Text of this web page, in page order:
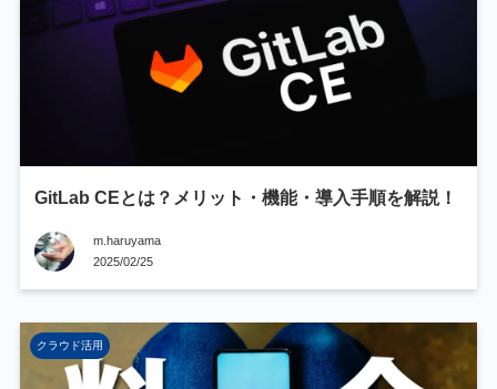
GitLab CEとは？メリット・機能・導入手順を解説！
m.haruyama
2025/02/25
クラウド活用